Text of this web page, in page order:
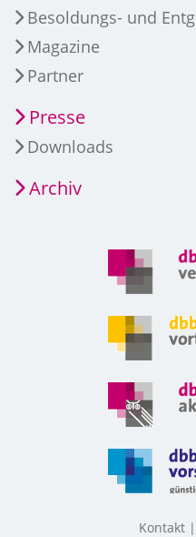
Besoldungs- und
Magazine
Partner
Presse
Downloads
Archiv
Kontakt